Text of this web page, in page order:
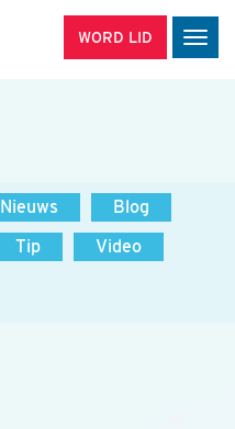
WORD LID
Nieuws
Blog
Tip
Video